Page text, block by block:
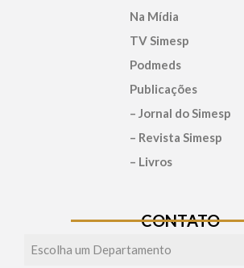
Na Mídia
TV Simesp
Podmeds
Publicações
– Jornal do Simesp
– Revista Simesp
– Livros
CONTATO
Escolha um Departamento